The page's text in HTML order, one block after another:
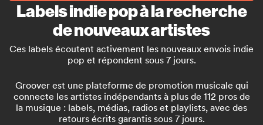
Labels indie pop à la recherche
de nouveaux artistes
Ces labels écoutent activement les nouveaux envois indie
pop et répondent sous 7 jours.
Groover est une plateforme de promotion musicale qui
connecte les artistes indépendants à plus de 112 pros de
la musique : labels, médias, radios et playlists, avec des
retours écrits garantis sous 7 jours.